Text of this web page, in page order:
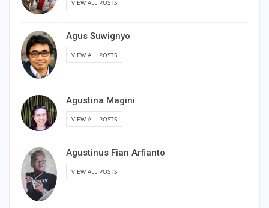
VIEW ALL POSTS
Agus Suwignyo
VIEW ALL POSTS
Agustina Magini
VIEW ALL POSTS
Agustinus Fian Arfianto
VIEW ALL POSTS